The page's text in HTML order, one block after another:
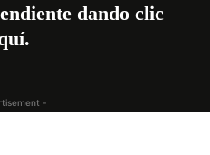
dando clic
.
-